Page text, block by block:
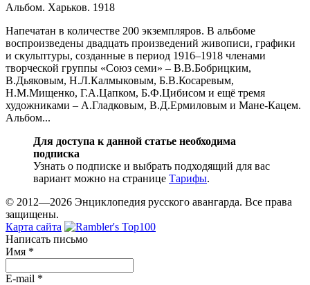
Альбом. Харьков. 1918
Напечатан в количестве 200 экземпляров. В альбоме
воспроизведены двадцать произведений живописи, графики
и скульптуры, созданные в период 1916–1918 членами
творческой группы «Союз семи» – В.В.Боб­рицким,
В.Дьяковым, Н.Л.Калмыковым, Б.В.Косаревым,
Н.М.Мищенко, Г.А.Цапком, Б.Ф.Цибисом и ещё тремя
художниками – А.Гладковым, В.Д.Ермиловым и Мане-Кацем.
Альбом...
Для доступа к данной статье необходима
подписка
Узнать о подписке и выбрать подходящий для вас
вариант можно на странице Тарифы.
© 2012—2026 Энциклопедия русского авангарда. Все права
защищены.
Карта сайта
Написать письмо
Имя *
E-mail *